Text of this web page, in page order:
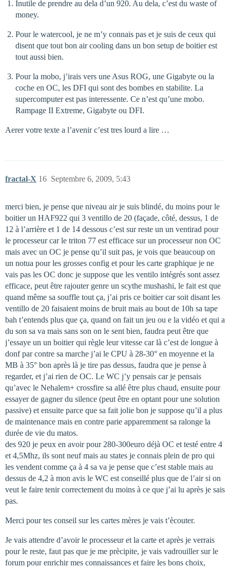
Inutile de prendre au dela d’un 920. Au dela, c’est du waste of
money.
Pour le watercool, je ne m’y connais pas et je suis de ceux qui
disent que tout bon air cooling dans un bon setup de boitier est
tout aussi bien.
Pour la mobo, j’irais vers une Asus ROG, une Gigabyte ou la
coche en OC, les DFI qui sont des bombes en stabilite. La
supercomputer est pas interessente. Ce n’est qu’une mobo.
Rampage II Extreme, Gigabyte ou DFI.
Aerer votre texte a l’avenir c’est tres lourd a lire …
fractal-X Septembre 6, 2009, 5:43
16
merci bien, je pense que niveau air je suis blindé, du moins pour le
boitier un HAF922 qui 3 ventillo de 20 (façade, côté, dessus, 1 de
12 à l’arrière et 1 de 14 dessous c’est sur reste un un ventirad pour
le processeur car le triton 77 est efficace sur un processeur non OC
mais avec un OC je pense qu’il suit pas, je vois que beaucoup on
un notua pour les grosses config et pour les carte graphique je ne
vais pas les OC donc je suppose que les ventilo intégrés sont assez
efficace, peut être rajouter genre un scythe mushashi, le fait est que
quand même sa souffle tout ça, j’ai pris ce boitier car soit disant les
ventillo de 20 faisaient moins de bruit mais au bout de 10h sa tape
bah t’entends plus que ça, quand on fait un jeu ou e la vidéo et qui a
du son sa va mais sans son on le sent bien, faudra peut être que
j’essaye un un boitier qui règle leur vitesse car là c’est de longue à
donf par contre sa marche j’ai le CPU à 28-30° en moyenne et la
MB à 35° bon après là je tire pas dessus, faudra que je pense à
regarder, et j’ai rien de OC. Le WC j’y pensais car je pensais
qu’avec le Nehalem+ crossfire sa allé être plus chaud, ensuite pour
essayer de gagner du silence (peut être en optant pour une solution
passive) et ensuite parce que sa fait jolie bon je suppose qu’il a plus
de maintenance mais en contre parie apparemment sa ralonge la
durée de vie du matos.
des 920 je peux en avoir pour 280-300euro déjà OC et testé entre 4
et 4,5Mhz, ils sont neuf mais au states je connais plein de pro qui
les vendent comme ça à 4 sa va je pense que c’est stable mais au
dessus de 4,2 à mon avis le WC est conseillé plus que de l’air si on
veut le faire tenir correctement du moins à ce que j’ai lu après je sais
pas.
Merci pour tes conseil sur les cartes mères je vais t’ècouter.
Je vais attendre d’avoir le processeur et la carte et après je verrais
pour le reste, faut pas que je me prècipite, je vais vadrouiller sur le
forum pour enrichir mes connaissances et faire les bons choix,